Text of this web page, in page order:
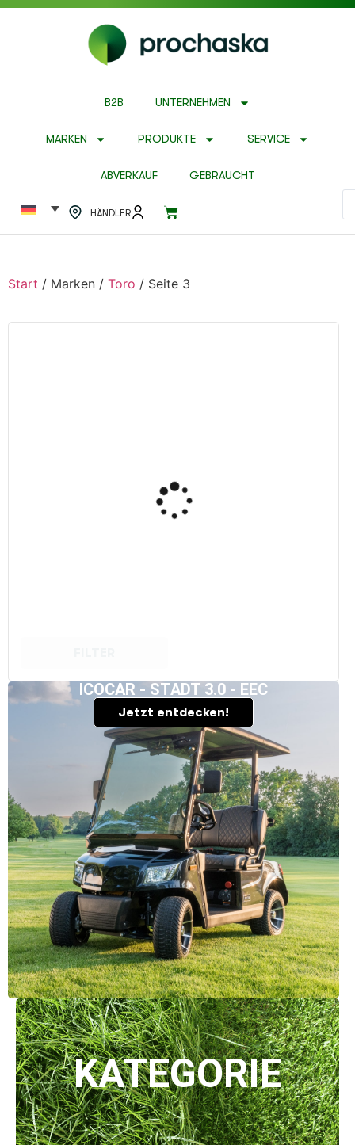
B2B UNTERNEHMEN
MARKEN PRODUKTE SERVICE
ABVERKAUF GEBRAUCHT
HÄNDLER
Start / Marken / Toro / Seite 3
ICOCAR - STADT 3.0 - EEC
Jetzt entdecken!
KATEGORIE